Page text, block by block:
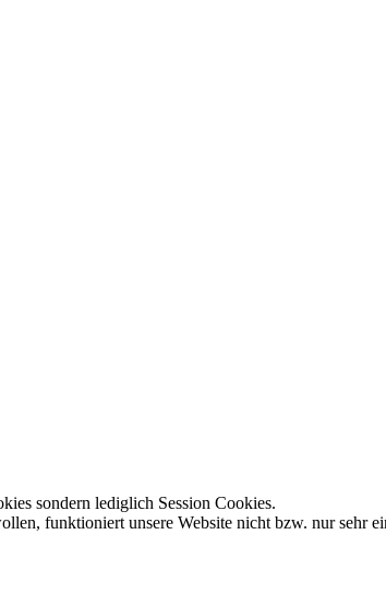
sondern lediglich Session Cookies.
funktioniert unsere Website nicht bzw. nur sehr